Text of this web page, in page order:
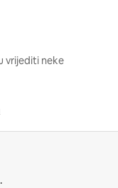
vrijediti neke